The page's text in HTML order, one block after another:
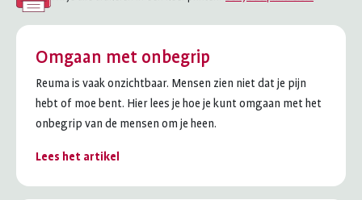
zoek?
Omgaan met onbegrip
Reuma is vaak onzichtbaar. Mensen zien niet dat je pijn
hebt of moe bent. Hier lees je hoe je kunt omgaan met het
onbegrip van de mensen om je heen.
Lees het artikel